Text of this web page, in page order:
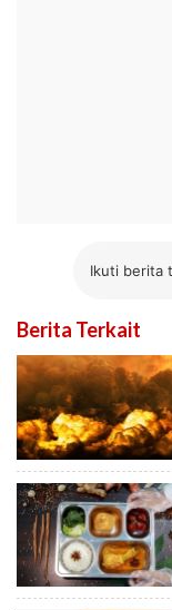
Ikuti berita
Berita Terkait